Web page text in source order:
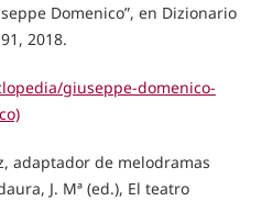
Domenico”, en Dizionario
2018.
giuseppe-domenico-
adaptador de melodramas
J. Mª (ed.), El teatro